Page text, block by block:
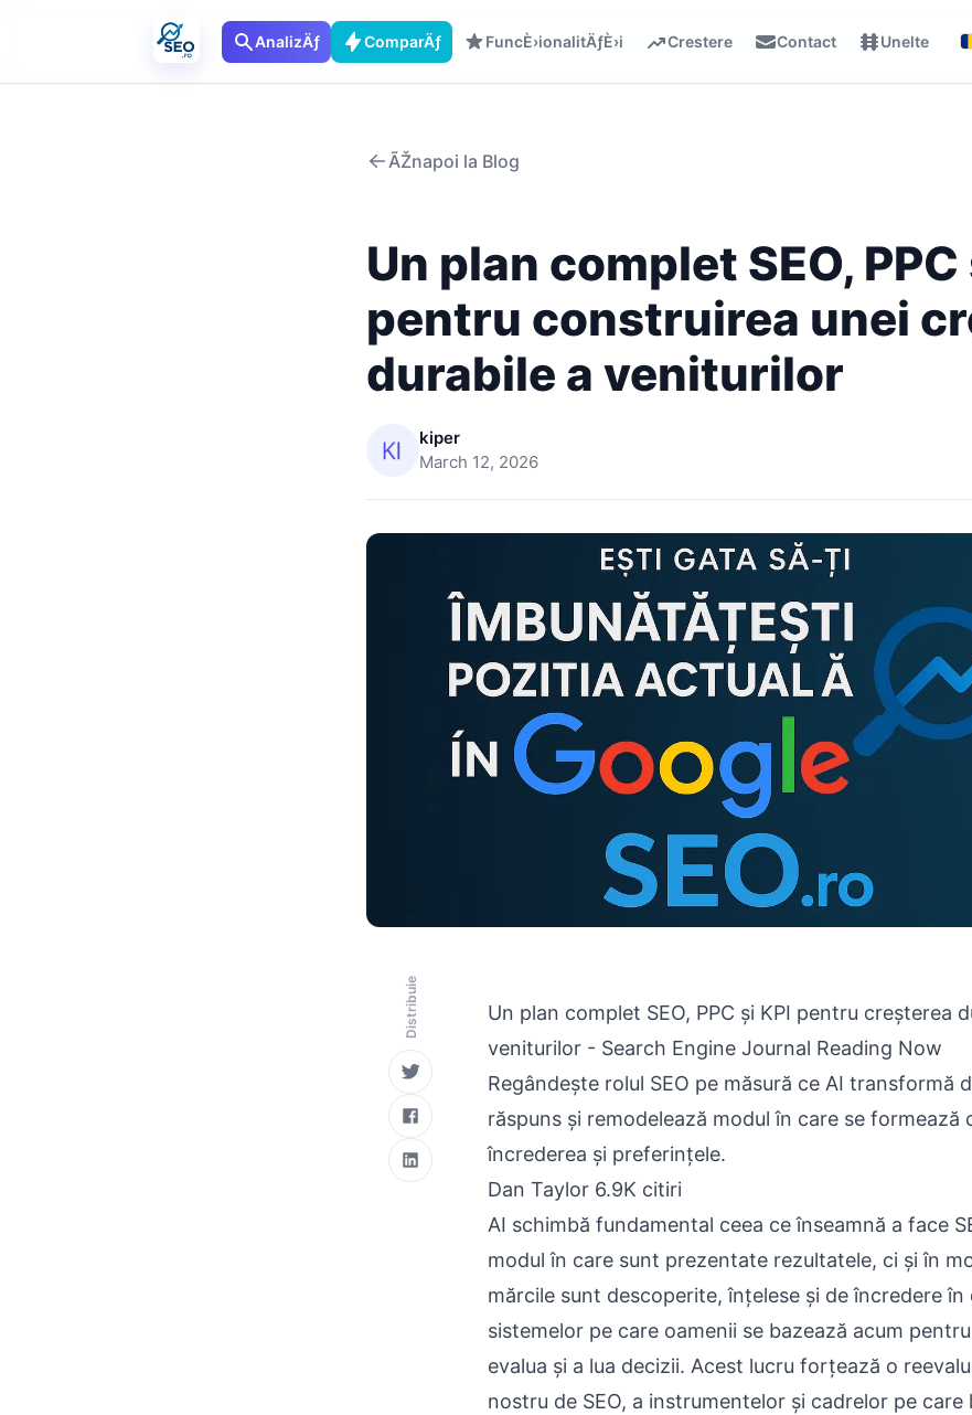
AnalizÄƒ ComparÄƒ FuncÈ›ionalitÄƒÈ›i Crestere Contact Unelte
ÃŽnapoi la Blog
Un plan complet SEO, PPC
pentru construirea unei
durabile a veniturilor
kiper
March 12, 2026
Distribuie
Un plan complet SEO, PPC și KPI pentru creșterea
veniturilor - Search Engine Journal Reading Now
Regândește rolul SEO pe măsură ce AI transformă
răspuns și remodelează modul în care se formează
încrederea și preferințele.
Dan Taylor 6.9K citiri
AI schimbă fundamental ceea ce înseamnă a face
modul în care sunt prezentate rezultatele, ci și în
mărcile sunt descoperite, înțelese și de încredere în
sistemelor pe care oamenii se bazează acum
evalua și a lua decizii. Acest lucru forțează o
nostru de SEO, a instrumentelor și cadrelor pe care